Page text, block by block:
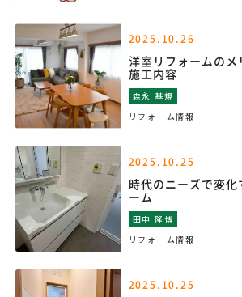
2025.10.26
洋室リフォームのメ
施工内容
森永 基規
リフォーム情報
2025.10.25
時代のニーズで変化
ーム
田中 隆博
リフォーム情報
2025.10.25